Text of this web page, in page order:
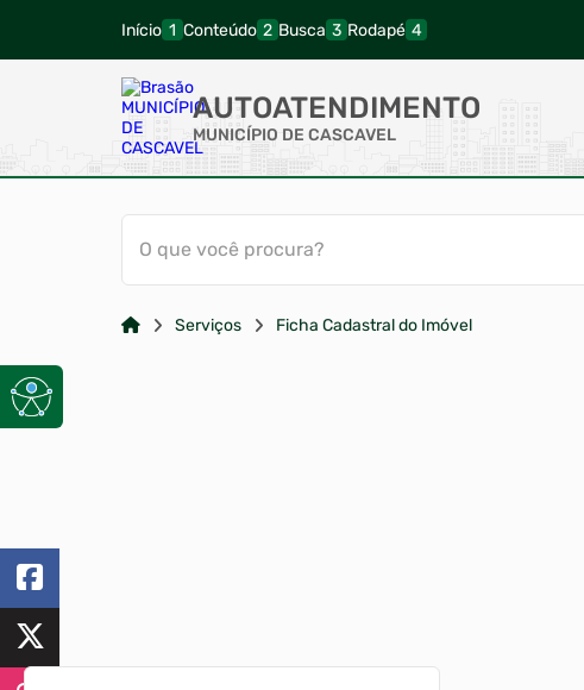
Início Conteúdo Busca Rodapé
AUTOATENDIMENTO
MUNICÍPIO DE CASCAVEL
O que você procura?
Serviços Ficha Cadastral do Imóvel